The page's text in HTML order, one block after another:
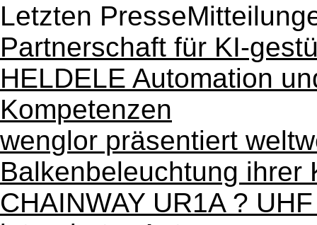
Letzten
Partnerschaft für KI-
HELDELE Automation
Kompetenzen
wenglor präsentiert
Balkenbeleuchtung ihrer
CHAINWAY UR1A ?